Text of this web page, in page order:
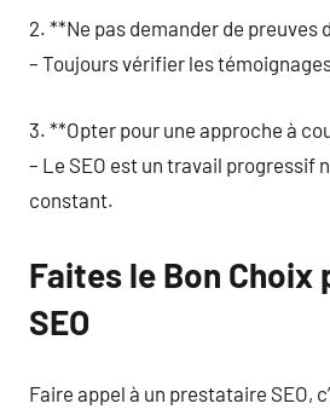
2. **Ne pas demander de preuves
– Toujours vérifier les
3. **Opter pour une approche à
– Le SEO est un travail progressif
constant.
Faites le Bon Choix
SEO
Faire appel à un prestataire SEO,